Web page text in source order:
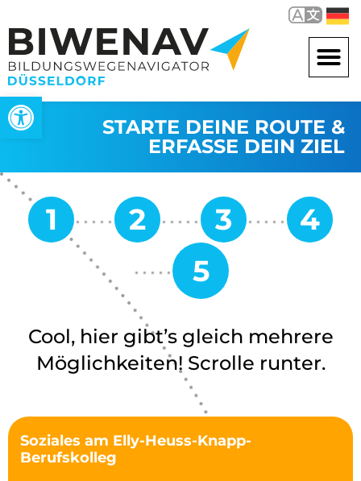
Open toolbar
STARTE DEINE ROUTE &
ERFASSE DEIN ZIEL
Cool, hier gibt’s gleich mehrere
Möglichkeiten! Scrolle runter.
Soziales am Elly-Heuss-Knapp-
Berufskolleg